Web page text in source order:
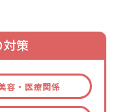
策
容・医療関係